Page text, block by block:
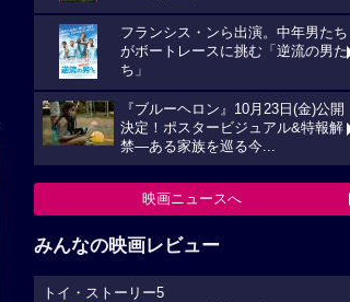
フランシス・ンら出演。中年男たち
がボートレースに挑む「逆流の男た
ち」
『ブルーヘロン』10月23日(金)公開
決定！ポスタービジュアル&特報解
禁―ある家族を巡る今...
映画ニュースへ
みんなの映画レビュー
トイ・ストーリー5